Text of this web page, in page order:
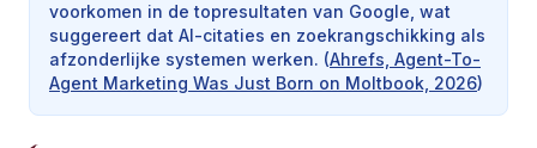
voorkomen in de topresultaten van Google, wat
suggereert dat AI-citaties en zoekrangschikking als
afzonderlijke systemen werken. (Ahrefs, Agent-To-
Agent Marketing Was Just Born on Moltbook, 2026)